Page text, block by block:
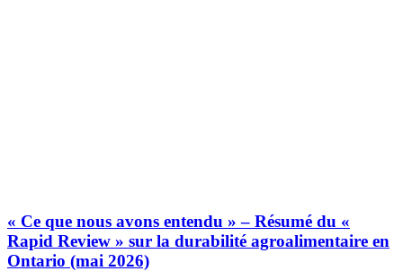
« Ce que nous avons entendu » – Résumé du «
Rapid Review » sur la durabilité agroalimentaire en
Ontario (mai 2026)